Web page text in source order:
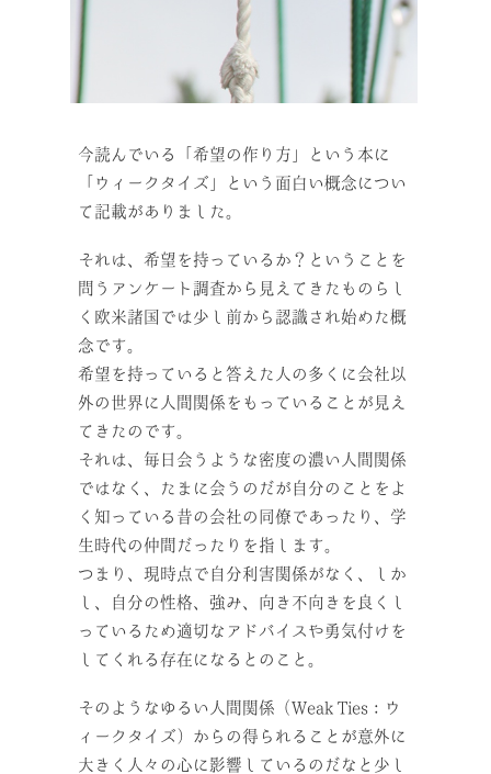
今読んでいる「希望の作り方」という本に
「ウィークタイズ」という面白い概念につい
て記載がありました。
それは、希望を持っているか？ということを
問うアンケート調査から見えてきたものらし
く欧米諸国では少し前から認識され始めた概
念です。
希望を持っていると答えた人の多くに会社以
外の世界に人間関係をもっていることが見え
てきたのです。
それは、毎日会うような密度の濃い人間関係
ではなく、たまに会うのだが自分のことをよ
く知っている昔の会社の同僚であったり、学
生時代の仲間だったりを指します。
つまり、現時点で自分利害関係がなく、しか
し、自分の性格、強み、向き不向きを良くし
っているため適切なアドバイスや勇気付けを
してくれる存在になるとのこと。
そのようなゆるい人間関係（Weak Ties：ウ
ィークタイズ）からの得られることが意外に
大きく人々の心に影響しているのだなと少し